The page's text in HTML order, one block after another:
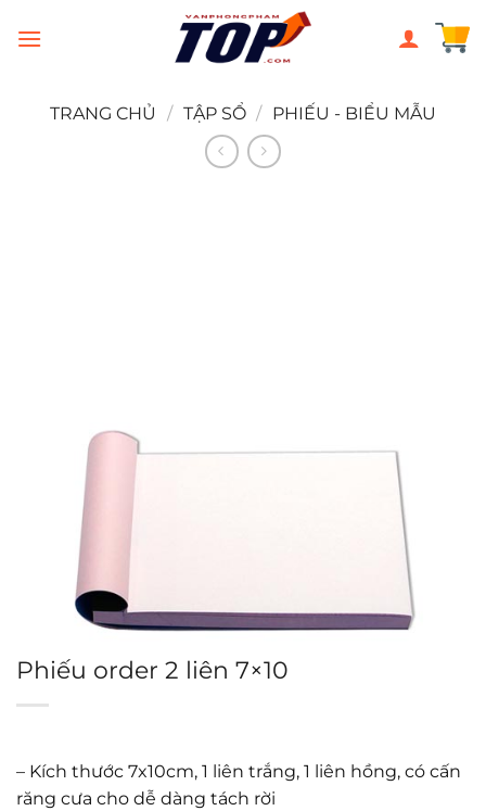
đến
TRANG CHỦ
/ TẬP SỔ / PHIẾU - BIỂU MẪU
Phiếu order 2 liên 7×10
– Kích thước 7x10cm, 1 liên trắng, 1 liên hồng, có cấn
răng cưa cho dễ dàng tách rời